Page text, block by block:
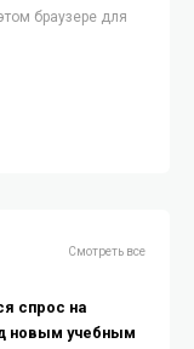
браузере для
Смотреть все
спрос на
новым учебным